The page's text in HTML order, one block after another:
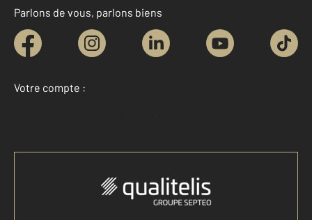
Parlons de vous, parlons biens
Votre compte :
Accéder à mon compte